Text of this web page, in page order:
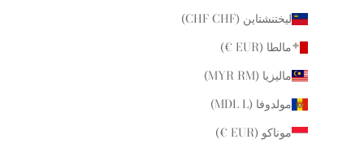
ليختنشتاين (CHF CHF)
مالطا (EUR €)
ماليزيا (MYR RM)
مولدوفا (MDL L)
موناكو (EUR €)